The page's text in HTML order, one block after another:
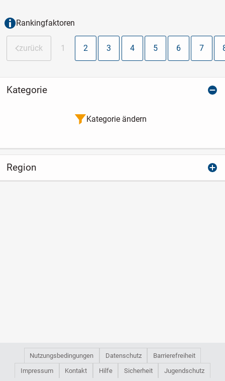
Rankingfaktoren
zurück 1 2 3 4 5 6 7
Kategorie
Kategorie ändern
Region
Nutzungsbedingungen Datenschutz
Barrierefreiheit
Impressum
Kontakt Hilfe Sicherheit Jugendschutz